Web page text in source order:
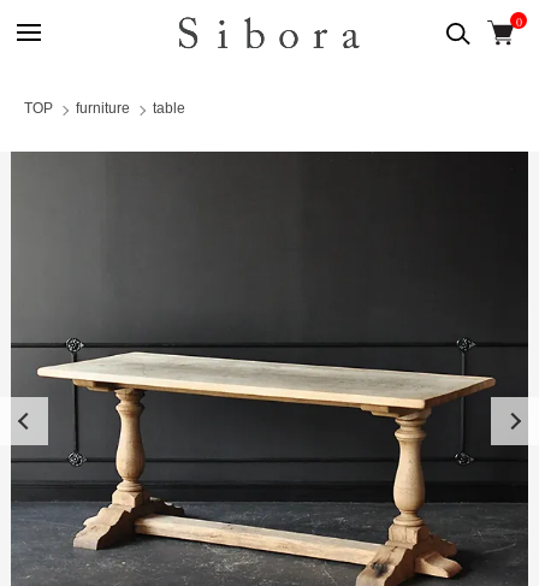
0
TOP furniture table